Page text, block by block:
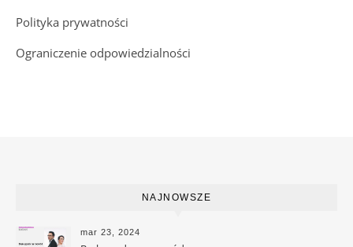
Polityka prywatności
Ograniczenie odpowiedzialności
NAJNOWSZE
mar 23, 2024